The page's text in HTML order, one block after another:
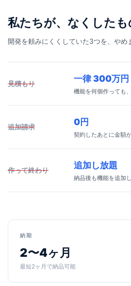
私たちが、なくしたも
開発を頼みにくくしていた3つを、やめ
見積もり 一律 300万円
機能を何個作っても
追加請求 0円
契約したあとに金額
作って終わり 追加し放題
納品後も機能を追加
納期
2〜4ヶ月
最短2ヶ月で納品可能